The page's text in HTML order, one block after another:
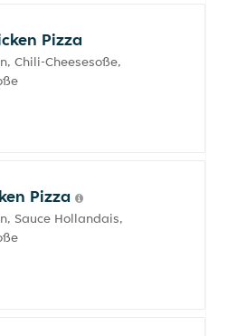
Pizza
Chili-Cheesesoße,
Pizza
Sauce Hollandais,